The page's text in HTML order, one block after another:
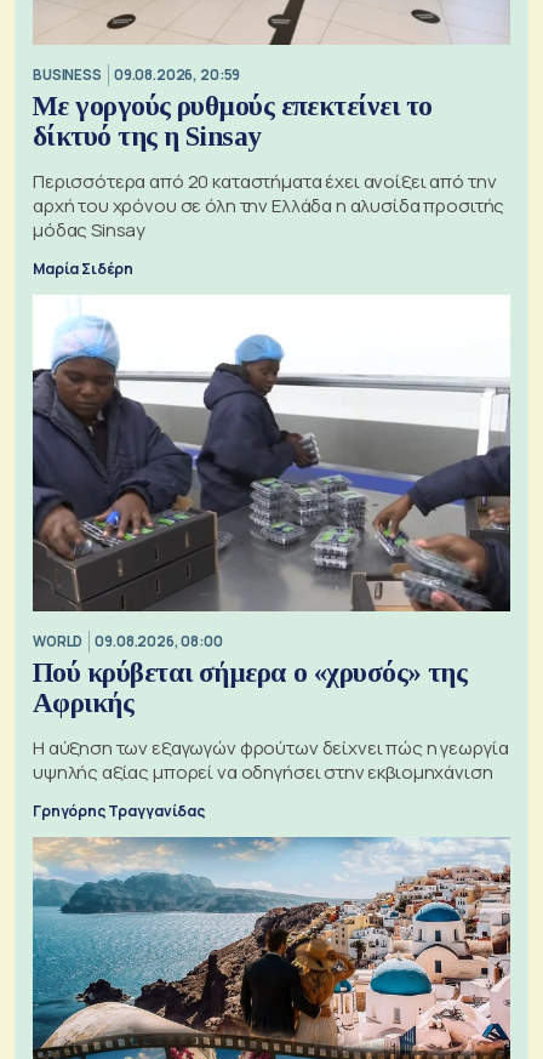
BUSINESS 09.08.2026, 20:59
Με γοργούς ρυθμούς επεκτείνει το
δίκτυό της η Sinsay
Περισσότερα από 20 καταστήματα έχει ανοίξει από την
αρχή του χρόνου σε όλη την Ελλάδα η αλυσίδα προσιτής
μόδας Sinsay
Μαρία Σιδέρη
WORLD 09.08.2026, 08:00
Πού κρύβεται σήμερα ο «χρυσός» της
Αφρικής
Η αύξηση των εξαγωγών φρούτων δείχνει πώς η γεωργία
υψηλής αξίας μπορεί να οδηγήσει στην εκβιομηχάνιση
Γρηγόρης Τραγγανίδας